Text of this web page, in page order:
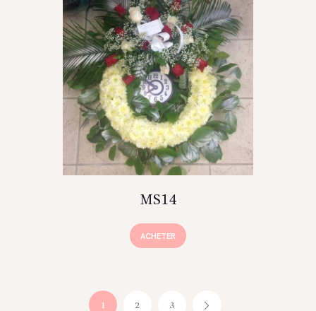
MS14
ACHETER
1 2 3